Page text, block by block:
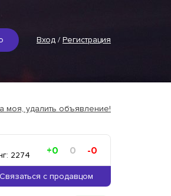
Вход / Регистрация
моя, удалить объявление!
2274 +0 0 -0
Связаться с продавцом